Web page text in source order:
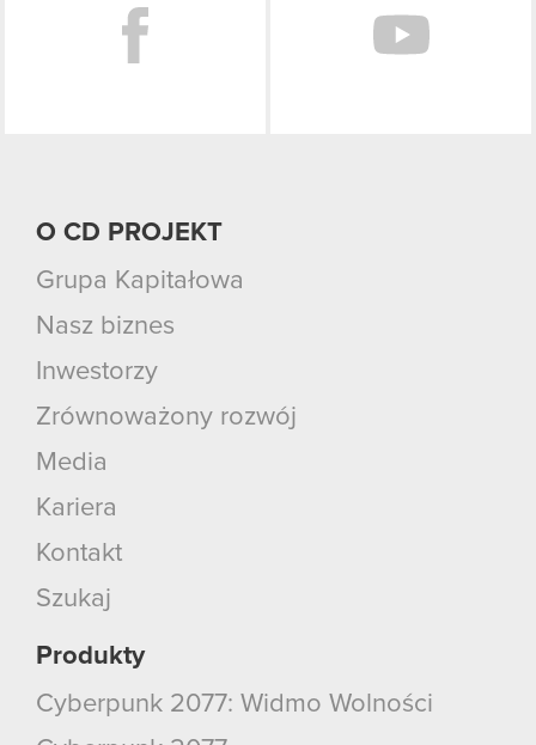
O CD PROJEKT
Grupa Kapitałowa
Nasz biznes
Inwestorzy
Zrównoważony rozwój
Media
Kariera
Kontakt
Szukaj
Produkty
Cyberpunk 2077: Widmo Wolności